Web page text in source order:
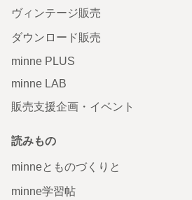
ヴィンテージ販売
ダウンロード販売
minne PLUS
minne LAB
販売支援企画・イベント
読みもの
minneとものづくりと
minne学習帖